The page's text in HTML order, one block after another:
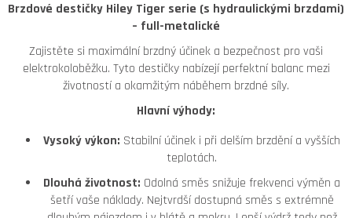
Brzdové destičky Hiley Tiger serie (s hydraulickými brzdami)
– full-metalické
Zajistěte si maximální brzdný účinek a bezpečnost pro vaši
elektrokoloběžku. Tyto destičky nabízejí perfektní balanc mezi
životností a okamžitým náběhem brzdné síly.
Hlavní výhody:
Vysoký výkon: Stabilní účinek i při delším brzdění a vyšších
teplotách.
Dlouhá životnost: Odolná směs snižuje frekvenci výměn a
šetří vaše náklady. Nejtvrdší dostupná směs s extrémně